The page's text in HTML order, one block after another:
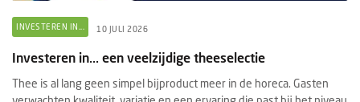
INVESTEREN IN... 10 JULI 2026
Investeren in... een veelzijdige theeselectie
Thee is al lang geen simpel bijproduct meer in de horeca. Gasten